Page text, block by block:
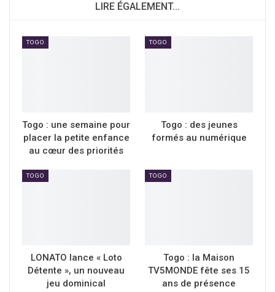
LIRE ÉGALEMENT...
TOGO
Togo : une semaine pour
placer la petite enfance
au cœur des priorités
TOGO
Togo : des jeunes
formés au numérique
TOGO
LONATO lance « Loto
Détente », un nouveau
jeu dominical
TOGO
Togo : la Maison
TV5MONDE fête ses 15
ans de présence